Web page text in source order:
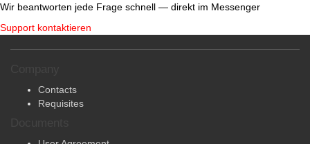
Wir beantworten jede Frage schnell — direkt im Messenger
Support kontaktieren
Contacts
Requisites